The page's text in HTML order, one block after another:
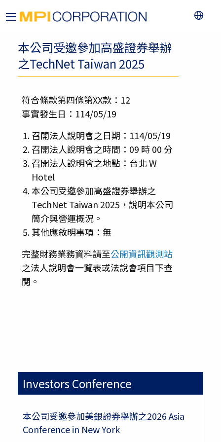
本公司受邀參加高盛證券舉辦
之TechNet Taiwan 2025
符合條款第四條第XX款：12
事實發生日：114/05/19
召開法人說明會之日期：114/05/19
召開法人說明會之時間：09 時 00 分
召開法人說明會之地點：台北 W
Hotel
本公司受邀參加高盛證券舉辦之
TechNet Taiwan 2025，說明本公司
簡介與營運概況。
其他應敘明事項：無
完整財務業務資料請至公開資訊觀測站
之法人說明會一覽表或法說會項目下查
閱。
Investors Conference
本公司受邀參加美銀證券舉辦之2026 Asia
Conference in New York